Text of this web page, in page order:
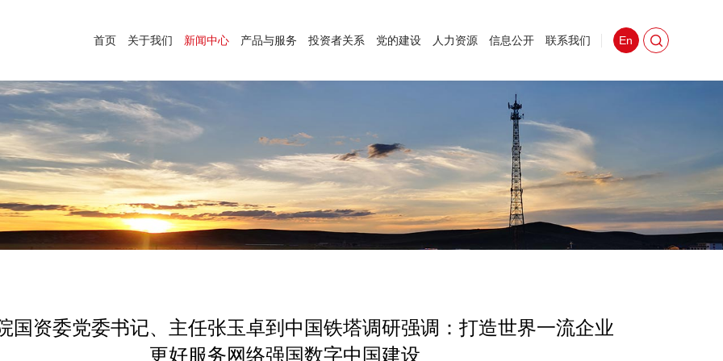
En
首页 关于我们 新闻中心 产品与服务 投资者关系 党的建设 人力资源 信息公开 联系我们
国资委党委书记、主任张玉卓到中国铁塔调研强调：打造世界一流企业
更好服务网络强国数字中国建设